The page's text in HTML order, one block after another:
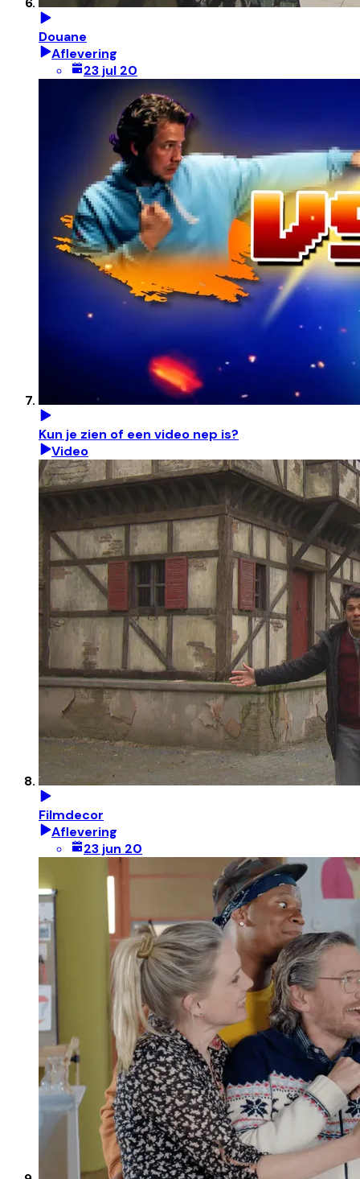
Douane
Aflevering
23 jul 20
Kun je zien of een video nep is?
Video
Filmdecor
Aflevering
23 jun 20